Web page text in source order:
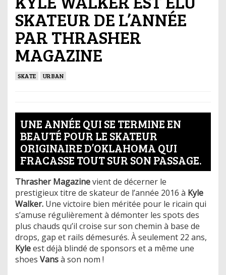
SKATEUR DE L’ANNÉE
PAR THRASHER
MAGAZINE
SKATE URBAN
UNE ANNÉE QUI SE TERMINE EN
BEAUTÉ POUR LE SKATEUR
ORIGINAIRE D’OKLAHOMA QUI
FRACASSE TOUT SUR SON PASSAGE.
Thrasher Magazinevient de décerner le
prestigieux titre de skateur de l’année 2016 à Kyle
Walker. Une victoire bien méritée pour le ricain qui
s’amuse régulièrement à démonter les spots des
plus chauds qu’il croise sur son chemin à base de
drops, gap et rails démesurés. À seulement 22 ans,
Kyleest déjà blindé de sponsors et a même une
shoes Vansà son nom !